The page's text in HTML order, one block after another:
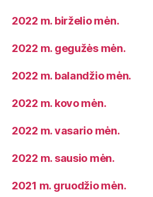
2022 m. birželio mėn.
2022 m. gegužės mėn.
2022 m. balandžio mėn.
2022 m. kovo mėn.
2022 m. vasario mėn.
2022 m. sausio mėn.
2021 m. gruodžio mėn.